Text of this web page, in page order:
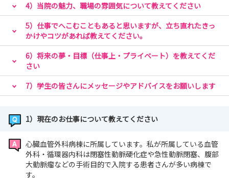
4）当院の魅力、職場の雰囲気について教えてください
5）仕事でへこむこともあると思いますが、立ち直れたきっ
かけやコツがあれば教えてください。
6）将来の夢・目標（仕事上・プライベート）を教えてくだ
さい
7）学生の皆さんにメッセージやアドバイスをお願いします
1）現在のお仕事について教えてください
心臓血管外科病棟に所属しています。私が所属している血管
外科・循環器内科は閉塞性動脈硬化症や急性動脈閉塞、腹部
大動脈瘤などの手術目的で入院する患者さんが多い病棟で
す。